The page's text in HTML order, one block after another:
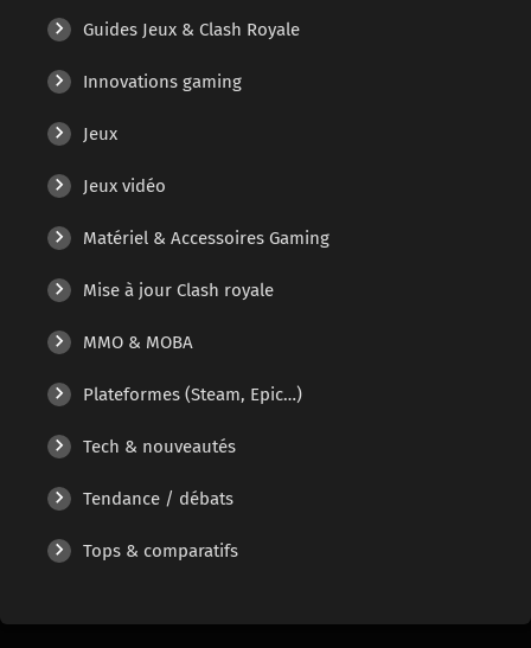
Guides Jeux & Clash Royale
Innovations gaming
Jeux
Jeux vidéo
Matériel & Accessoires Gaming
Mise à jour Clash royale
MMO & MOBA
Plateformes (Steam, Epic…)
Tech & nouveautés
Tendance / débats
Tops & comparatifs